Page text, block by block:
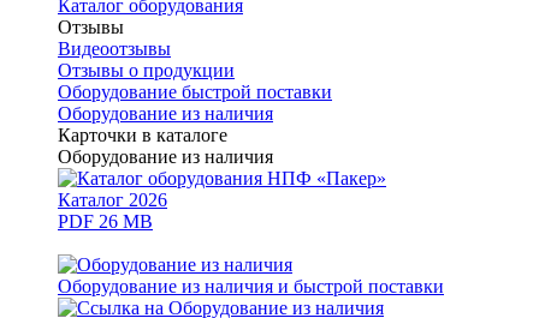
Каталог оборудования
Отзывы
Видеоотзывы
Отзывы о продукции
Оборудование быстрой поставки
Оборудование из наличия
Карточки в каталоге
Оборудование из наличия
Каталог 2026
PDF 26 MB
Оборудование из наличия и быстрой поставки